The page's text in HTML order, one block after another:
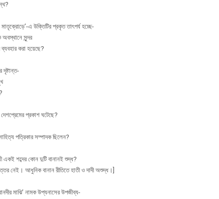
মাতৃক্রোড়ে’-এ উক্তিটির প্রকৃত তাৎপর্য হচ্ছে-
সুন্দর
করা হয়েছে?
দৃষ্টান্ত-
প্রকাশ ঘটেছে?
পত্রিকার সম্পাদক ছিলেন?
একই শব্দের কোন দুটি বানানই শুদ্ধ?
নেই। আধুনিক বানান রীতিতে হাতী ও দাদী অশুদ্ধ।]
মাঝি’ নামক উপ্যনাসের উপজীব্য-